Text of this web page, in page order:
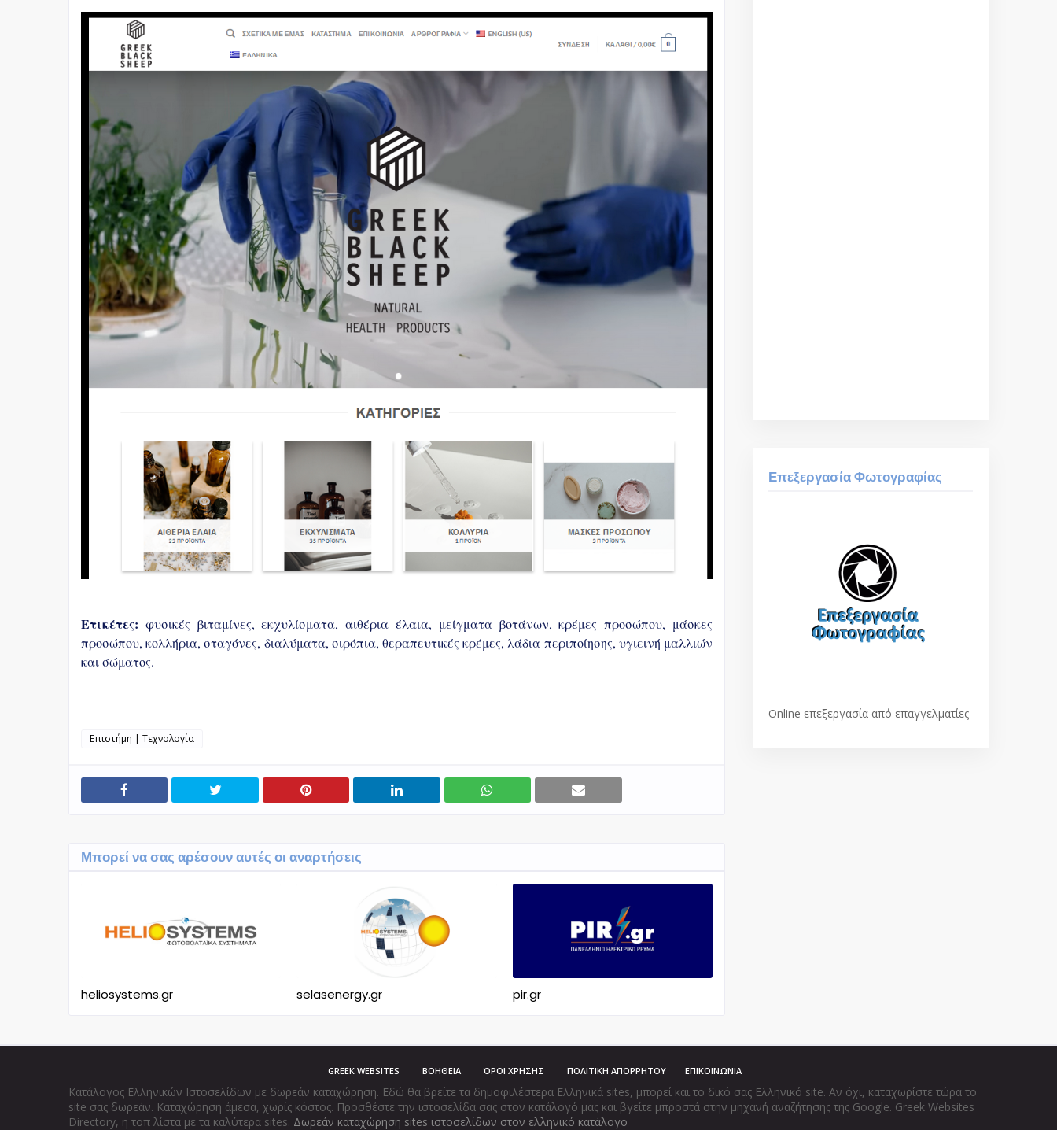
Ετικέτες: φυσικές βιταμίνες, εκχυλίσματα, αιθέρια έλαια, μείγματα βοτάνων, κρέμες προσώπου, μάσκες
προσώπου, κολλήρια, σταγόνες, διαλύματα, σιρόπια, θεραπευτικές κρέμες, λάδια περιποίησης, υγιεινή μαλλιών
και σώματος.
Επιστήμη | Τεχνολογία
Μπορεί να σας αρέσουν αυτές οι αναρτήσεις
heliosystems.gr selasenergy.gr pir.gr
Επεξεργασία Φωτογραφίας
Οnline επεξεργασία από επαγγελματίες
GREEK WEBSITES ΒΟΗΘΕΙΑ ΌΡΟΙ ΧΡΗΣΗΣ ΠΟΛΙΤΙΚΗ ΑΠΟΡΡΗΤΟΥ ΕΠΙΚΟΙΝΩΝΙΑ
Κατάλογος Ελληνικών Ιστοσελίδων με δωρεάν καταχώρηση. Εδώ θα βρείτε τα δημοφιλέστερα Ελληνικά sites, μπορεί και το δικό σας Ελληνικό site. Αν όχι, καταχωρίστε τώρα το
site σας δωρεάν. Καταχώρηση άμεσα, χωρίς κόστος. Προσθέστε την ιστοσελίδα σας στον κατάλογό μας και βγείτε μπροστά στην μηχανή αναζήτησης της Google. Greek Websites
Directory, η τοπ λίστα με τα καλύτερα sites. Δωρεάν καταχώρηση sites ιστοσελίδων στον ελληνικό κατάλογο